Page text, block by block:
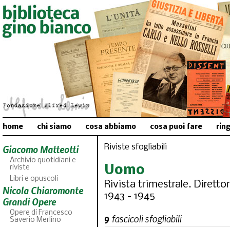
home chi siamo cosa abbiamo cosa puoi fare
Giacomo Matteotti
Archivio quotidiani e
riviste
Libri e opuscoli
Nicola Chiaromonte
Grandi Opere
Opere di Francesco
Saverio Merlino
Riviste sfogliabili
Uomo
Rivista trimestrale.
1943 - 1945
9 fascicoli sfogliabili